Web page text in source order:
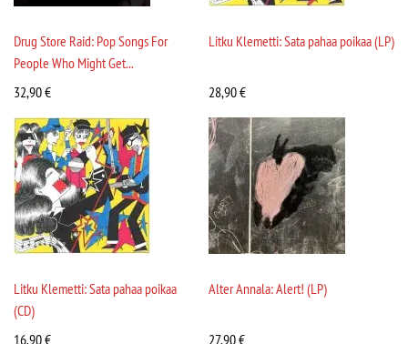
Drug Store Raid: Pop Songs For
People Who Might Get...
32,90€
Litku Klemetti: Sata pahaa poikaa (LP)
28,90€
Litku Klemetti: Sata pahaa poikaa
(CD)
16,90€
Alter Annala: Alert! (LP)
27,90€